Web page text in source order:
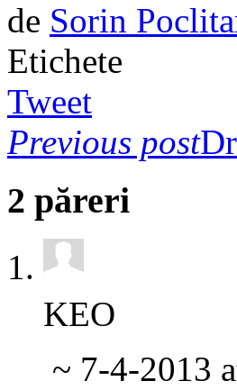
de Sorin
Etichete
Tweet
Previous post
2 păreri
KEO
~ 7-4-2013